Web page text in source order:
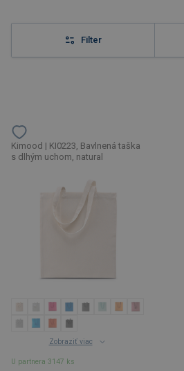
Filter
Kimood | KI0223, Bavlnená taška
s dlhým uchom, natural
Zobraziť viac
U partnera 3147 ks